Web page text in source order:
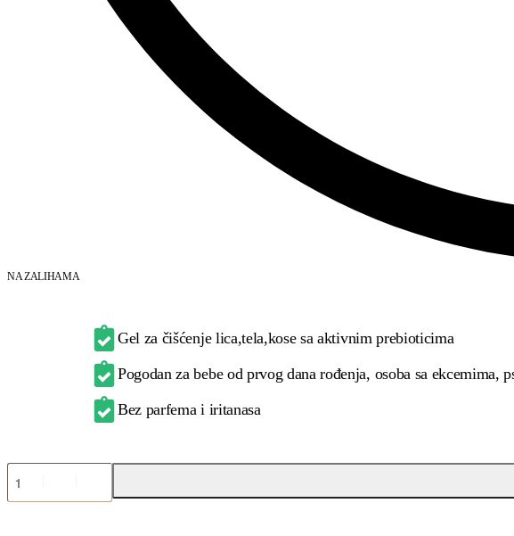
NA ZALIHAMA
Gel za čišćenje lica,tela,kose sa aktivnim prebioticima
Pogodan za bebe od prvog dana rođenja, osoba sa ekcemima,
Bez parfema i iritanasa